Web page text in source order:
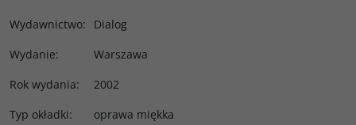
Wydawnictwo:
Dialog
Wydanie:
Warszawa
Rok wydania:
2002
Typ okładki:
oprawa miękka